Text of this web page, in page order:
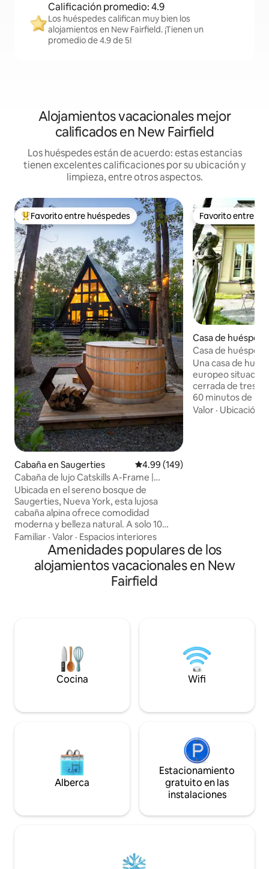
Calificación promedio: 4.9
Los huéspedes califican muy bien los
alojamientos en New Fairfield. ¡Tienen un
promedio de 4.9 de 5!
Alojamientos vacacionales mejor
calificados en New Fairfield
Los huéspedes están de acuerdo: estas estancias
tienen excelentes calificaciones por su ubicación y
limpieza, entre otros aspectos.
De los mejores en Favorito entre huéspedes
Favorito entre huéspedes
Cabaña en Saugerties Calificación promedio: 4.99 de
4.99 (149)
Cabaña de lujo Catskills A-Frame |
Jacuzzi y sauna
Ubicada en el sereno bosque de
Saugerties, Nueva York, esta lujosa
cabaña alpina ofrece comodidad
moderna y belleza natural. A solo 10
minutos de Woodstock y a 2 horas de
Nueva York, Nueva Jersey. Se encuentra
en un lote privado de 2 acres. Fácil
acceso. Con colchones Casper tamaño
queen premium, una máquina de café
senderismo, esquí y los mejores lugares
para cenar en Catskills. ¡Visita nuestro ig
'highwoodsaframe' para obtener más
información!
Familiar · Valor · Espacios interiores
Favorito entre
Favorito entre
Casa de
cabuc
Casa de
francesa junto a
Una casa de
europeo situada
cerrada de tres
60 minutos de la
Rodeado de
energías en un
Valor · Ubicación
Amenidades populares de los
alojamientos vacacionales en New
Fairfield
Cocina Wifi
Alberca
Estacionamiento
gratuito en las
instalaciones